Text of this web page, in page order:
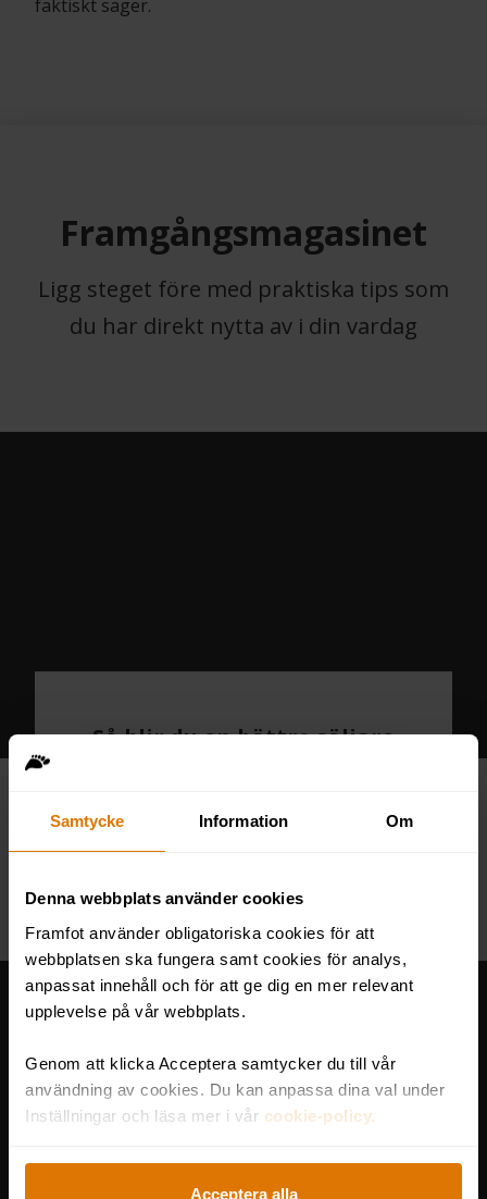
Samtycke Information Om
Denna webbplats använder cookies
Framfot använder obligatoriska cookies för att
webbplatsen ska fungera samt cookies för analys,
anpassat innehåll och för att ge dig en mer relevant
upplevelse på vår webbplats.
Genom att klicka Acceptera samtycker du till vår
användning av cookies. Du kan anpassa dina val under
Inställningar och läsa mer i vår cookie-policy.
Acceptera alla
faktiskt säger.
Framgångsmagasinet
Ligg steget före med praktiska tips som
du har direkt nytta av i din vardag
Så blir du en bättre säljare
Hur blir man en bra säljare? Vi
modet att utveckla sig själv. Om du...